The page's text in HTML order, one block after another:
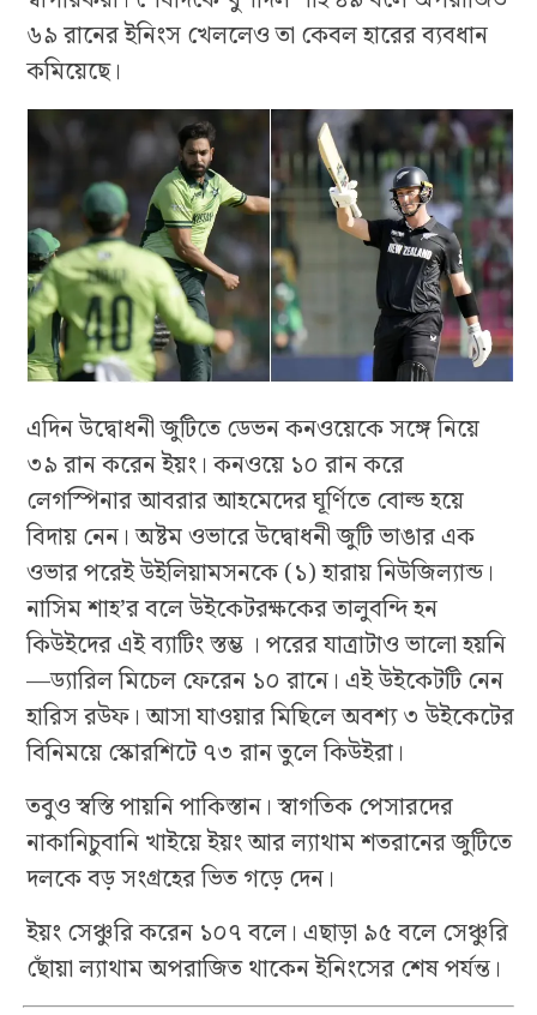
৬৯ রানের ইনিংস খেললেও তা কেবল হারের ব্যবধান
কমিয়েছে।
এদিন উদ্বোধনী জুটিতে ডেভন কনওয়েকে সঙ্গে নিয়ে
৩৯ রান করেন ইয়ং। কনওয়ে ১০ রান করে
লেগস্পিনার আবরার আহমেদের ঘূর্ণিতে বোল্ড হয়ে
বিদায় নেন। অষ্টম ওভারে উদ্বোধনী জুটি ভাঙার এক
ওভার পরেই উইলিয়ামসনকে (১) হারায় নিউজিল্যান্ড।
নাসিম শাহ’র বলে উইকেটরক্ষকের তালুবন্দি হন
কিউইদের এই ব্যাটিং স্তম্ভ । পরের যাত্রাটাও ভালো হয়নি
—ড্যারিল মিচেল ফেরেন ১০ রানে। এই উইকেটটি নেন
হারিস রউফ। আসা যাওয়ার মিছিলে অবশ্য ৩ উইকেটের
বিনিময়ে স্কোরশিটে ৭৩ রান তুলে কিউইরা।
তবুও স্বস্তি পায়নি পাকিস্তান। স্বাগতিক পেসারদের
নাকানিচুবানি খাইয়ে ইয়ং আর ল্যাথাম শতরানের জুটিতে
দলকে বড় সংগ্রহের ভিত গড়ে দেন।
ইয়ং সেঞ্চুরি করেন ১০৭ বলে। এছাড়া ৯৫ বলে সেঞ্চুরি
ছোঁয়া ল্যাথাম অপরাজিত থাকেন ইনিংসের শেষ পর্যন্ত।